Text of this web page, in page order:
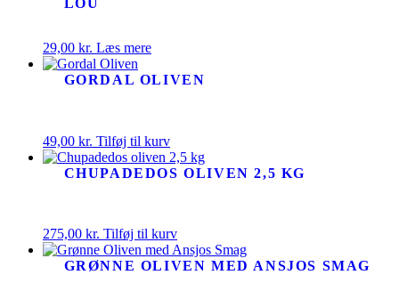
LOU
29,00 kr. Læs mere
GORDAL OLIVEN
49,00 kr. Tilføj til kurv
CHUPADEDOS OLIVEN 2,5 KG
275,00 kr. Tilføj til kurv
GRØNNE OLIVEN MED ANSJOS SMAG